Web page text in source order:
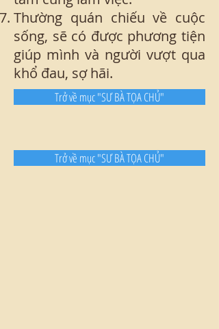
Thường quán chiếu về cuộc
sống, sẽ có được phương tiện
giúp mình và người vượt qua
khổ đau, sợ hãi.
Trở về mục "SƯ BÀ TỌA CHỦ"
Trở về mục "SƯ BÀ TỌA CHỦ"